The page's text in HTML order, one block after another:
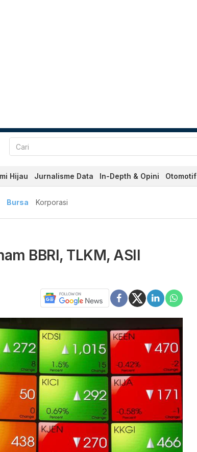
Hijau Jurnalisme Data In-Depth & Opini Otomotif
Bursa Korporasi
BBRI, TLKM, ASII